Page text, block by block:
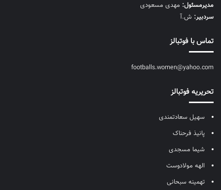
مديرمسئول: مهدی مسعودی
سردبیر: ش.آ
تماس با فوتبالز
footballs.women@yahoo.com
تحریریه فوتبالز
سهیل سعادتمندی
پانیذ فرحناک
شیما مسجدی
الهه مولادوست
تهمینه سبحانی